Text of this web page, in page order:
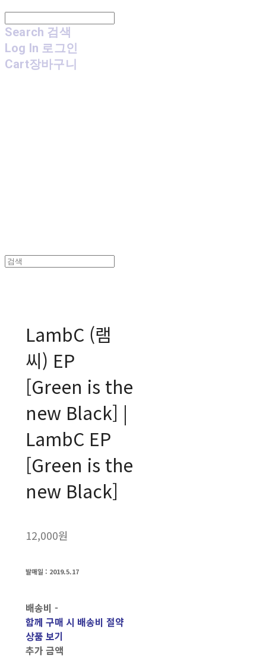
Search 검색
Log In 로그인
Cart장바구니
LambC (램
씨) EP
[Green is the
new Black] |
LambC EP
[Green is the
new Black]
12,000원
발매일 : 2019.5.17
배송비 -
함께 구매 시 배송비 절약
상품 보기
추가 금액